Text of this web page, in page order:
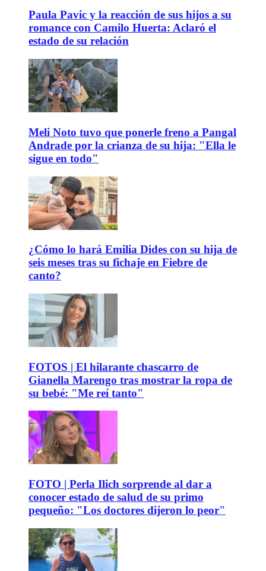
Paula Pavic y la reacción de sus hijos a su
romance con Camilo Huerta: Aclaró el
estado de su relación
Meli Noto tuvo que ponerle freno a Pangal
Andrade por la crianza de su hija: "Ella le
sigue en todo"
¿Cómo lo hará Emilia Dides con su hija de
seis meses tras su fichaje en Fiebre de
canto?
FOTOS | El hilarante chascarro de
Gianella Marengo tras mostrar la ropa de
su bebé: "Me reí tanto"
FOTO | Perla Ilich sorprende al dar a
conocer estado de salud de su primo
pequeño: "Los doctores dijeron lo peor"